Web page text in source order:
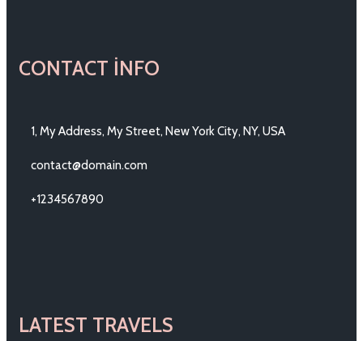
CONTACT INFO
1, My Address, My Street, New York City, NY, USA
contact@domain.com
+1234567890
LATEST TRAVELS